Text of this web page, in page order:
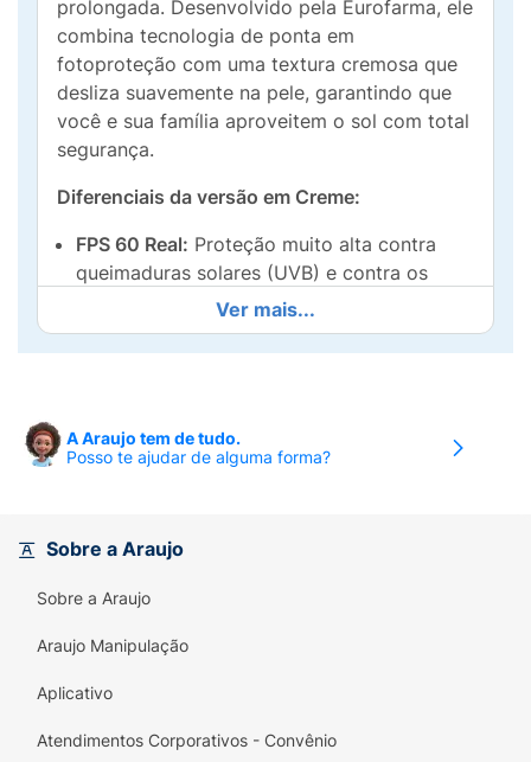
prolongada. Desenvolvido pela Eurofarma, ele
combina tecnologia de ponta em
fotoproteção com uma textura cremosa que
desliza suavemente na pele, garantindo que
você e sua família aproveitem o sol com total
segurança.
Diferenciais da versão em Creme:
FPS 60 Real: Proteção muito alta contra
queimaduras solares (UVB) e contra os
danos profundos causados pelos raios UVA.
Muito Resistente à Água:Mantém a
transpiração excessiva.
causado pela exposição solar e pelo
Uso Completo:
quanto para o corpo, com rápida absorção
segura e gentil, adequada para diferentes
Ver mais...
A Araujo tem de tudo.
Posso te ajudar de alguma forma?
Sobre a Araujo
Sobre a Araujo
Araujo Manipulação
Aplicativo
Atendimentos Corporativos - Convênio